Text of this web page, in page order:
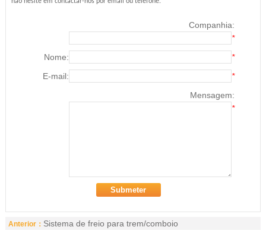
Companhia:
*
Nome:
*
E-mail:
*
Mensagem:
*
Anterior： Sistema de freio para trem/comboio